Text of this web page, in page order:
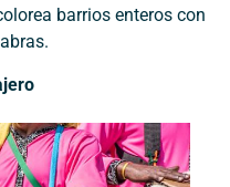
barrios enteros con